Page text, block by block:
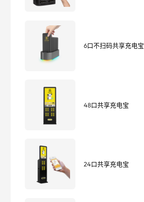
6口不扫码共享充电宝
48口共享充电宝
24口共享充电宝